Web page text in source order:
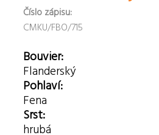
Číslo zápisu:
CMKU/FBO/715
Bouvier:
Flanderský
Pohlaví:
Fena
Srst:
hrubá